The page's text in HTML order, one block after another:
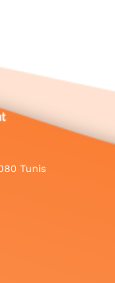
Tunis